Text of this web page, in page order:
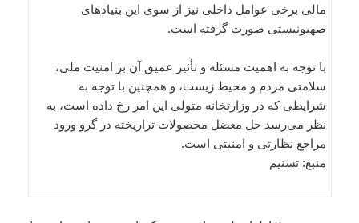
مالی برخی عوامل داخلی نیز از سوی این بنیادهای
صهیونیستی صورت گرفته است.
با توجه به اهمیت مسئله و تأثیر عمیق آن بر امنیت ملی،
سلامتی مردم و محیط زیست، و همچنین با توجه به
شرایطی که در وزارتخانه متولی این امر رخ داده است، به
نظر می‌رسد حل معضل محصولات تراریخته در گرو ورود
مراجع نظارتی و امنیتی است.
منبع: تسنیم